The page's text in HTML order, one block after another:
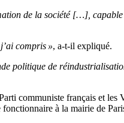
de la société […], capable
compris », a-t-il expliqué.
politique de
communiste français et les
à la mairie de